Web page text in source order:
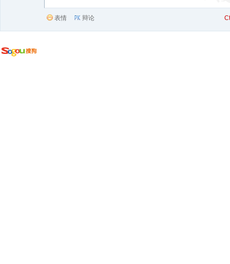
表情 辩论